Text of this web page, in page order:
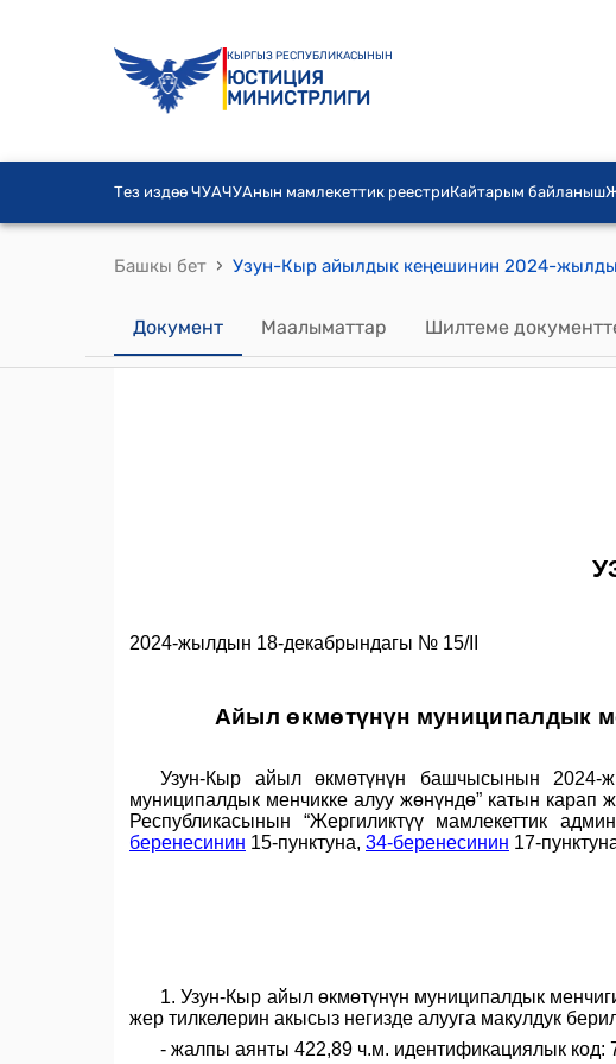
КЫРГЫЗ РЕСПУБЛИКАСЫНЫН
ЮСТИЦИЯ
МИНИСТРЛИГИ
Тез издөө ЧУАЧУАнын мамлекеттик реестриКайтарым байланыш
Башкы бет ›
Документ Маалыматтар Шилтеме